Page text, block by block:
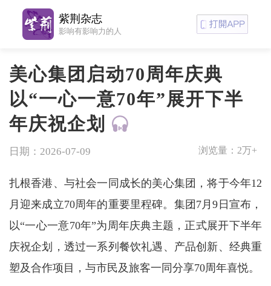
美心集团启动70周年庆典
以“一心一意70年”展开下半
年庆祝企划
日期：2026-07-09 浏览量： 2万+
扎根香港、与社会一同成长的美心集团，将于今年12
月迎来成立70周年的重要里程碑。集团7月9日宣布，
以“一心一意70年”为周年庆典主题，正式展开下半年
庆祝企划，透过一系列餐饮礼遇、产品创新、经典重
塑及合作项目，与市民及旅客一同分享70周年喜悦。
紫荆杂志
影响有影响力的人